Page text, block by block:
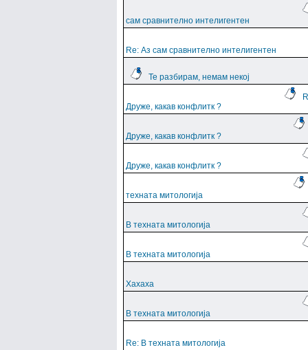
сам сравнително интелигентен
Re: Аз сам сравнително интелигентен
Те разбирам, немам некој
Друже, какав конфлитк ?
Друже, какав конфлитк ?
Друже, какав конфлитк ?
техната митологија
В техната митологија
В техната митологија
Хахаха
В техната митологија
Re: В техната митологија